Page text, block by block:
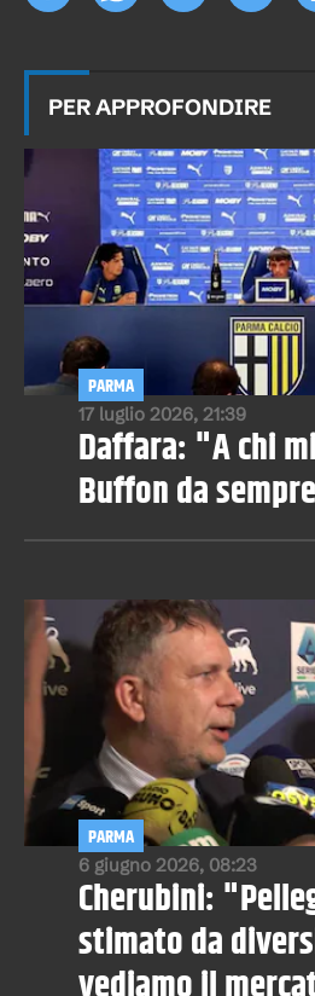
PER APPROFONDIRE
17 luglio 2026, 21:39
PARMA
Daffara: "A chi
Buffon da
6 giugno 2026, 08:23
PARMA
Cherubini:
stimato da